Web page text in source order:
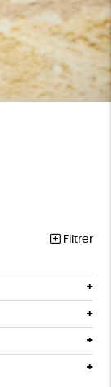
Filtrer